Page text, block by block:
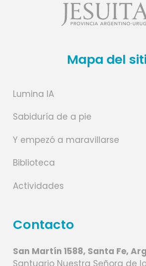
Mapa del
Lumina IA
Sabiduría de a pie
Y empezó a maravillarse
Biblioteca
Actividades
Contacto
San Martín 1588, Santa Fe,